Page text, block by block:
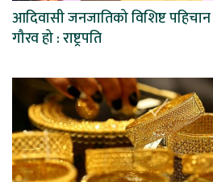
आदिवासी जनजातिको विशिष्ट पहिचान
गौरव हो : राष्ट्रपति